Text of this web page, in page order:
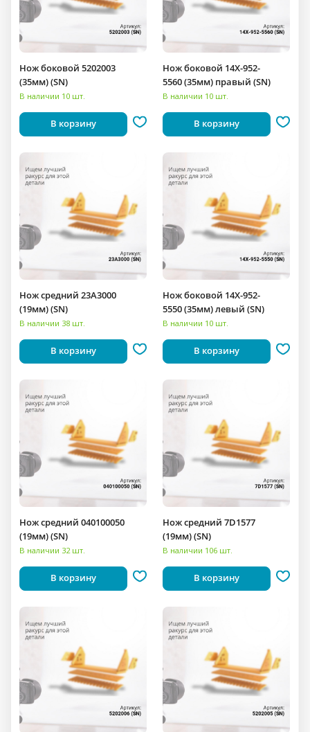
Нож боковой 5202003
(35мм) (SN)
В наличии 10 шт.
В корзину
Нож боковой 14X-952-
5560 (35мм) правый (SN)
В наличии 10 шт.
В корзину
Нож средний 23A3000
(19мм) (SN)
В наличии 38 шт.
В корзину
Нож боковой 14X-952-
5550 (35мм) левый (SN)
В наличии 10 шт.
В корзину
Нож средний 040100050
(19мм) (SN)
В наличии 32 шт.
В корзину
Нож средний 7D1577
(19мм) (SN)
В наличии 106 шт.
В корзину